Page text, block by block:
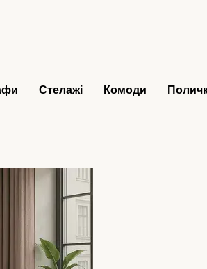
Стелажі Комоди